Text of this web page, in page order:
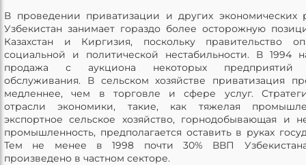
В проведении приватизации и других экономических
Узбекистан занимает гораздо более осторожную
Казахстан и Киргизия, поскольку правительство
социальной и политической нестабильности. В 1994
продажа с аукциона некоторых предприятий
обслуживания. В сельском хозяйстве приватизация
медленнее, чем в торговле и сфере услуг.
отрасли экономики, такие, как тяжелая
экспортное сельское хозяйство, горнодобывающая и
промышленность, предполагается оставить в руках
Тем не менее в 1998 почти 30% ВВП
произведено в частном секторе.